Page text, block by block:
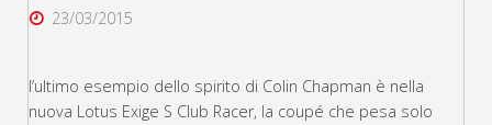
23/03/2015
l’ultimo esempio dello spirito di Colin Chapman è nella
nuova Lotus Exige S Club Racer, la coupé che pesa solo